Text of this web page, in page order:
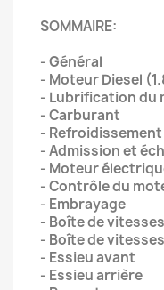
SOMMAIRE:
- Général
- Moteur Diesel
- Lubrification du
- Carburant
-
- Admission et
- Moteur
- Contrôle du
- Embrayage
- Boîte de
- Boîte de
- Essieu avant
- Essieu arrière